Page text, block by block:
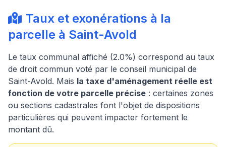
Taux et exonérations à la
parcelle à Saint-Avold
Le taux communal affiché (2.0%) correspond au taux
de droit commun voté par le conseil municipal de
Saint-Avold. Mais la taxe d'aménagement réelle est
fonction de votre parcelle précise : certaines zones
ou sections cadastrales font l'objet de dispositions
particulières qui peuvent impacter fortement le
montant dû.